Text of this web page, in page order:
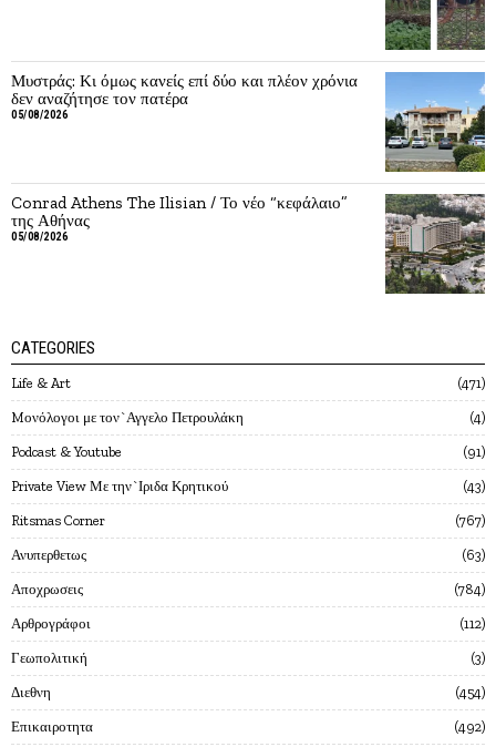
Μυστράς: Κι όμως κανείς επί δύο και πλέον χρόνια
δεν αναζήτησε τον πατέρα
05/08/2026
Conrad Athens The Ilisian / Το νέο “κεφάλαιο”
της Αθήνας
05/08/2026
CATEGORIES
Life & Art 471
Mονόλογοι με τον`Αγγελο Πετρουλάκη 4
Podcast & Youtube 91
Private View Με την`Ιριδα Κρητικού 43
Ritsmas Corner 767
Ανυπερθετως 63
Αποχρωσεις 784
Αρθρογράφοι 112
Γεωπολιτική 3
Διεθνη 454
Επικαιροτητα 492